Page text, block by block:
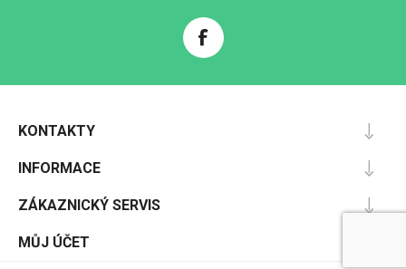
KONTAKTY
INFORMACE
ZÁKAZNICKÝ SERVIS
MŮJ ÚČET